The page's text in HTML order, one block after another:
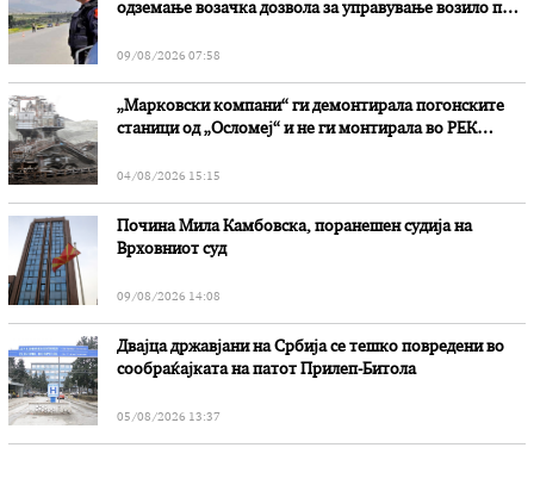
одземање возачка дозвола за управување возило под
09/08/2026 07:58
„Марковски компани“ ги демонтирала погонските
станици од „Осломеј“ и не ги монтирала во РЕК
04/08/2026 15:15
Почина Мила Камбовска, поранешен судија на
Врховниот суд
09/08/2026 14:08
Двајца државјани на Србија се тешко повредени во
сообраќајката на патот Прилеп-Битола
05/08/2026 13:37